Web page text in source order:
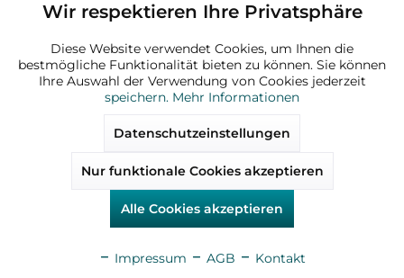
verfügbar
goldfarben
Funktionale Aktiv
Marketing Aktiv
Aktiv
Aktiv
Wir respektieren Ihre Privatsphäre
Diese Website verwendet Cookies, um Ihnen die
bestmögliche Funktionalität bieten zu können. Sie können
Ihre Auswahl der Verwendung von Cookies jederzeit
speichern. Mehr Informationen
Datenschutzeinstellungen
Nur funktionale Cookies akzeptieren
Alle Cookies akzeptieren
Impressum AGB Kontakt